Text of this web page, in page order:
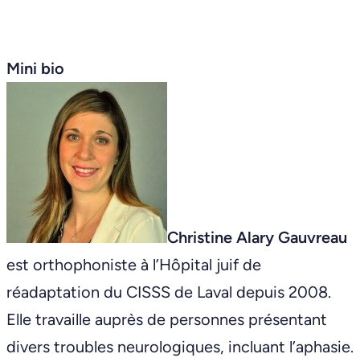
Mini bio
Christine Alary Gauvreau
est orthophoniste à l’Hôpital juif de
réadaptation du CISSS de Laval depuis 2008.
Elle travaille auprès de personnes présentant
divers troubles neurologiques, incluant l’aphasie.